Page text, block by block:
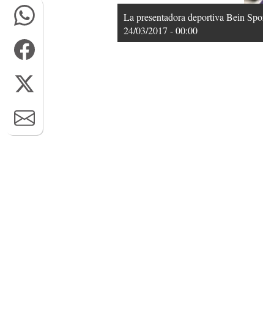
La presentadora deportiva Bein
24/03/2017 - 00:00